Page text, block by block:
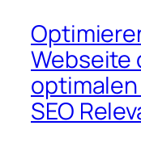
Webseite
SEO